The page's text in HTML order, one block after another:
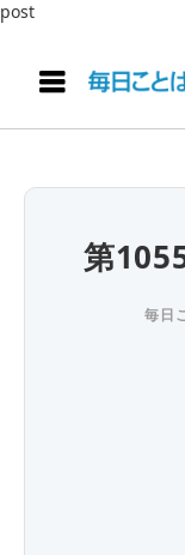
post
第
毎日